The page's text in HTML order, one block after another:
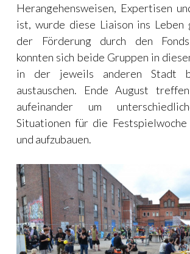
Herangehensweisen, Expertisen
ist, wurde diese Liaison ins Leben
der Förderung durch den
konnten sich beide Gruppen in
in der jeweils anderen Stadt
austauschen. Ende August
aufeinander um
Situationen für die Festspielwoche
und aufzubauen.